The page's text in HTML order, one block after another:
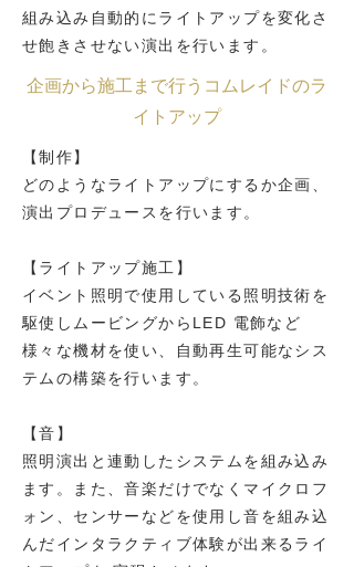
組み込み自動的にライトアップを変化さ
せ飽きさせない演出を行います。
企画から施工まで行うコムレイドのラ
イトアップ
【制作】
どのようなライトアップにするか企画、
演出プロデュースを行います。
【ライトアップ施工】
イベント照明で使用している照明技術を
駆使しムービングからLED 電飾など
様々な機材を使い、自動再生可能なシス
テムの構築を行います。
【音】
照明演出と連動したシステムを組み込み
ます。また、音楽だけでなくマイクロフ
ォン、センサーなどを使用し音を組み込
んだインタラクティブ体験が出来るライ